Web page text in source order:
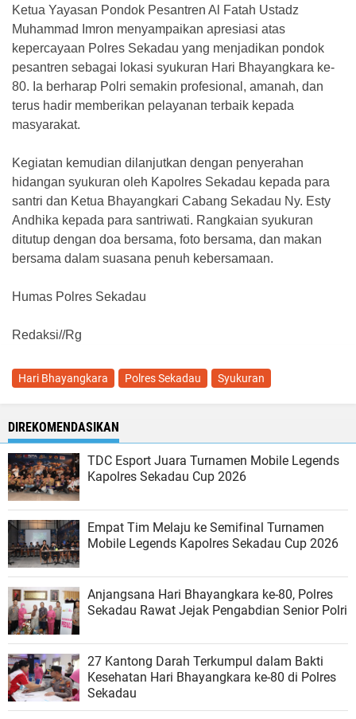
Ketua Yayasan Pondok Pesantren Al Fatah Ustadz
Muhammad Imron menyampaikan apresiasi atas
kepercayaan Polres Sekadau yang menjadikan pondok
pesantren sebagai lokasi syukuran Hari Bhayangkara ke-
80. Ia berharap Polri semakin profesional, amanah, dan
terus hadir memberikan pelayanan terbaik kepada
masyarakat.
Kegiatan kemudian dilanjutkan dengan penyerahan
hidangan syukuran oleh Kapolres Sekadau kepada para
santri dan Ketua Bhayangkari Cabang Sekadau Ny. Esty
Andhika kepada para santriwati. Rangkaian syukuran
ditutup dengan doa bersama, foto bersama, dan makan
bersama dalam suasana penuh kebersamaan.
Humas Polres Sekadau
Redaksi//Rg
Hari Bhayangkara Polres Sekadau Syukuran
DIREKOMENDASIKAN
TDC Esport Juara Turnamen Mobile Legends
Kapolres Sekadau Cup 2026
Empat Tim Melaju ke Semifinal Turnamen
Mobile Legends Kapolres Sekadau Cup 2026
Anjangsana Hari Bhayangkara ke-80, Polres
Sekadau Rawat Jejak Pengabdian Senior Polri
27 Kantong Darah Terkumpul dalam Bakti
Kesehatan Hari Bhayangkara ke-80 di Polres
Sekadau